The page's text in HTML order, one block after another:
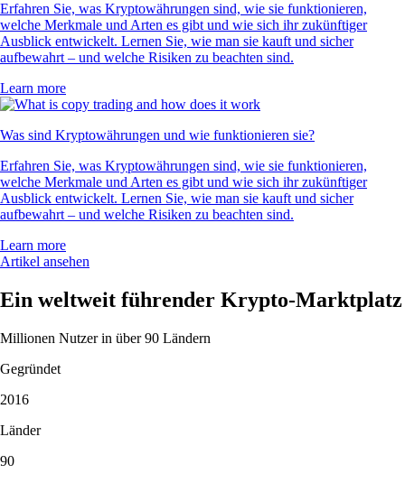
Erfahren Sie, was Kryptowährungen sind, wie sie funktionieren,
welche Merkmale und Arten es gibt und wie sich ihr zukünftiger
Ausblick entwickelt. Lernen Sie, wie man sie kauft und sicher
aufbewahrt – und welche Risiken zu beachten sind.
Learn more
Was sind Kryptowährungen und wie funktionieren sie?
Erfahren Sie, was Kryptowährungen sind, wie sie funktionieren,
welche Merkmale und Arten es gibt und wie sich ihr zukünftiger
Ausblick entwickelt. Lernen Sie, wie man sie kauft und sicher
aufbewahrt – und welche Risiken zu beachten sind.
Learn more
Artikel ansehen
Ein weltweit führender Krypto-Marktplatz
Millionen Nutzer in über 90 Ländern
Gegründet
2016
Länder
90